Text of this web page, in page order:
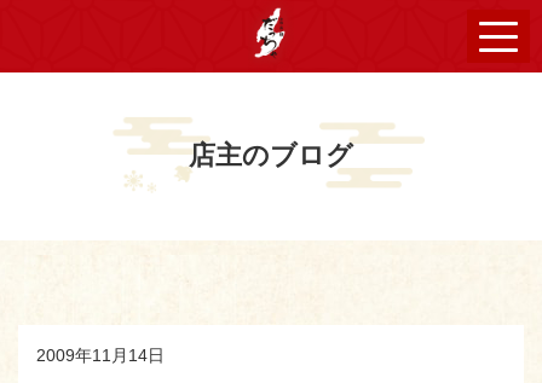
店主のブログ
2009年11月14日